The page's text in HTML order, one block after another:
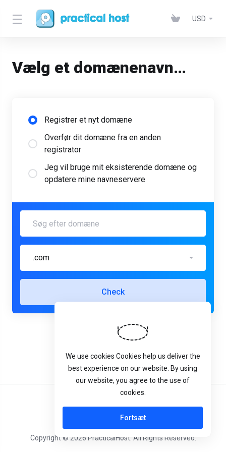
USD
Vælg et domænenavn…
Registrer et nyt domæne
Overfør dit domæne fra en anden
registrator
Jeg vil bruge mit eksisterende domæne og
opdatere mine navneservere
.com
Check
Copyright © 2026 PracticalHost. All Rights Reserved.
We use cookies Cookies help us deliver the
best experience on our website. By using
our website, you agree to the use of
cookies.
Fortsæt